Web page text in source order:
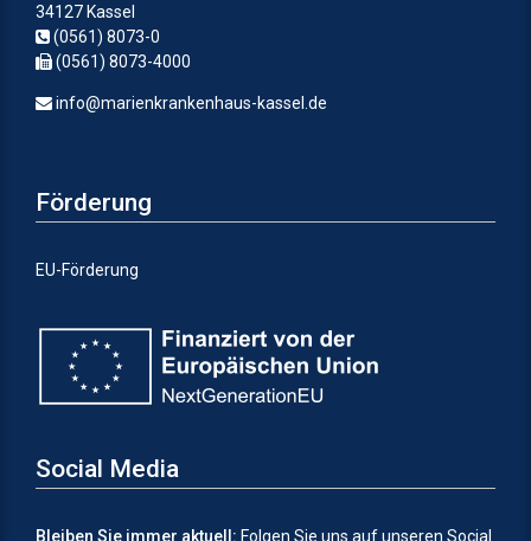
34127 Kassel
(0561) 8073-0
(0561) 8073-4000
info@marienkrankenhaus-kassel.de
Förderung
EU-Förderung
Social Media
Bleiben Sie immer aktuell: Folgen Sie uns auf unseren Social